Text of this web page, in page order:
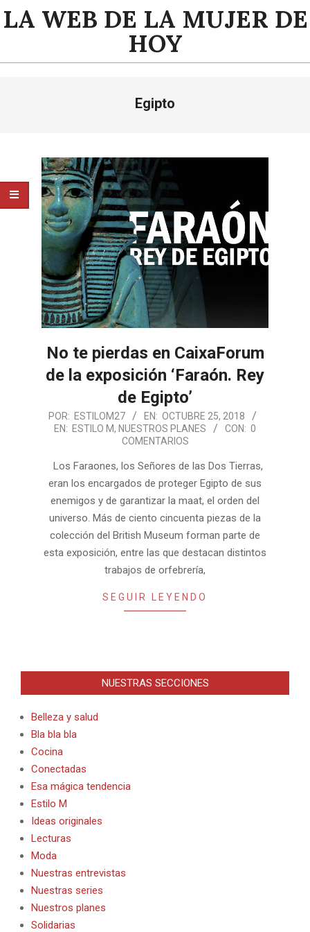
Saltar
alLA WEB DE LA MUJER DE
HOY
Egipto
No te pierdas en CaixaForum
de la exposición ‘Faraón. Rey
de Egipto’
2018-
10-
POR: ESTILOM27 EN: OCTUBRE 25, 2018
EN: ESTILO M, NUESTROS PLANES CON: 0
COMENTARIOS
Los Faraones, los Señores de las Dos Tierras,
eran los encargados de proteger Egipto de sus
enemigos y de garantizar la maat, el orden del
universo. Más de ciento cincuenta piezas de la
colección del British Museum forman parte de
esta exposición, entre las que destacan distintos
trabajos de orfebrería,
SEGUIR LEYENDO
NUESTRAS SECCIONES
Belleza y salud
Bla bla bla
Cocina
Conectadas
Esa mágica tendencia
Estilo M
Ideas originales
Lecturas
Moda
Nuestras entrevistas
Nuestras series
Nuestros planes
Solidarias